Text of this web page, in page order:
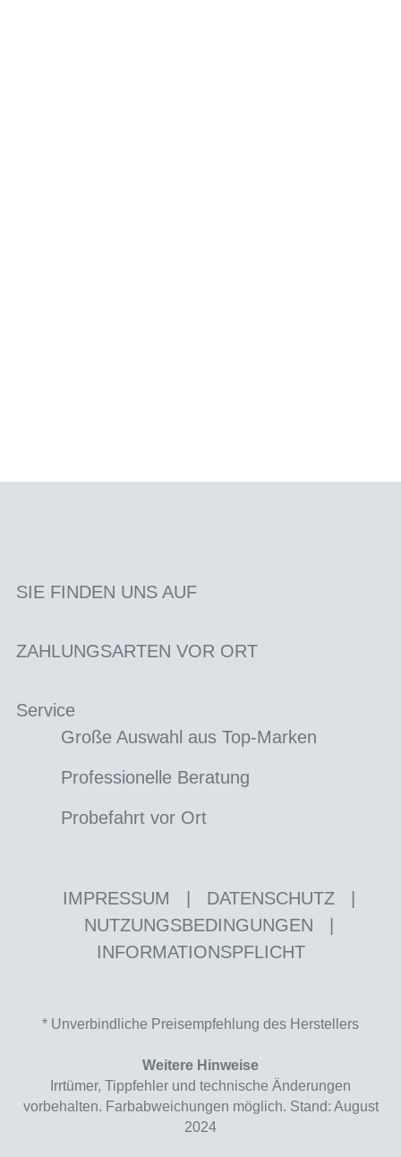
SIE FINDEN UNS AUF
ZAHLUNGSARTEN VOR ORT
Service
Große Auswahl aus Top-Marken
Professionelle Beratung
Probefahrt vor Ort
IMPRESSUM DATENSCHUTZ
NUTZUNGSBEDINGUNGEN
INFORMATIONSPFLICHT
* Unverbindliche Preisempfehlung des Herstellers
Weitere Hinweise
Irrtümer, Tippfehler und technische Änderungen
vorbehalten. Farbabweichungen möglich. Stand: August
2024